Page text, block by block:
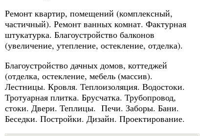
Ремонт квартир, помещений (комплексный,
частичный). Ремонт ванных комнат. Фактурная
штукатурка. Благоустройство балконов
(увеличение, утепление, остекление, отделка).
Благоустройство дачных домов, коттеджей
(отделка, остекление, мебель (массив).
Лестницы. Кровля. Теплоизоляция. Водостоки.
Тротуарная плитка. Брусчатка. Трубопровод,
стоки. Двери. Теплицы. Печи. Заборы. Бани.
Беседки. Постройки. Дизайн. Проектирование.